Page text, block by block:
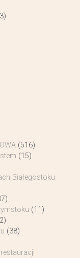
(516)
(15)
Białegostoku
(11)
(38)